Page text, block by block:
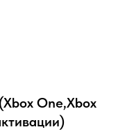
One,Xbox